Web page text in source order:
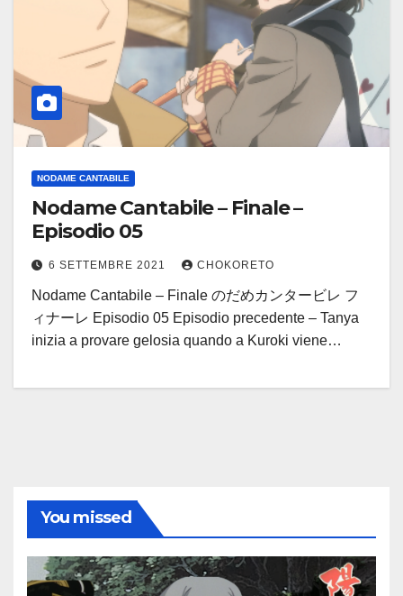
NODAME CANTABILE
Nodame Cantabile – Finale –
Episodio 05
6 SETTEMBRE 2021 CHOKORETO
Nodame Cantabile – Finale のだめカンタービレ フ
ィナーレ Episodio 05 Episodio precedente – Tanya
inizia a provare gelosia quando a Kuroki viene…
You missed